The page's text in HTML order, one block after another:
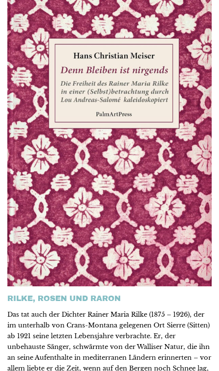
RILKE, ROSEN UND RARON
Das tat auch der Dichter Rainer Maria Rilke (1875 – 1926), der
im unterhalb von Crans-Montana gelegenen Ort Sierre (Sitten)
ab 1921 seine letzten Lebensjahre verbrachte. Er, der
unbehauste Sänger, schwärmte von der Walliser Natur, die ihn
an seine Aufenthalte in mediterranen Ländern erinnerten – vor
allem liebte er die Zeit, wenn auf den Bergen noch Schnee lag,